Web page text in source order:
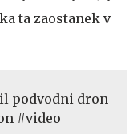
ta zaostanek v
podvodni dron
#video